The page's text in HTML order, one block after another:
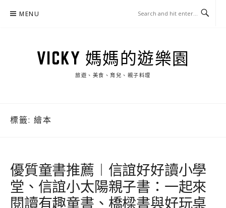
MENU
VICKY 媽媽的遊樂園
旅遊、美食、育兒、親子料理
標籤: 繪本
優質童書推薦︱信誼好好讀小學
堂、信誼小太陽親子書：一起來
閱讀有趣童書、橋樑書與好玩桌